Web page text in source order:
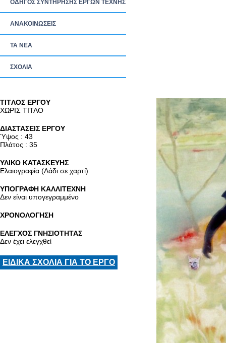
ΟΔΗΓΟΣ ΣΥΝΤΗΡΗΣΗΣ ΕΡΓΩΝ ΤΕΧΝΗΣ
ΑΝΑΚΟΙΝΩΣΕΙΣ
ΤΑ ΝEΑ
ΣΧΟΛΙΑ
TITΛΟΣ ΕΡΓΟΥ
ΧΩΡΙΣ ΤΙΤΛΟ
ΔΙΑΣΤΑΣΕΙΣ ΕΡΓΟΥ
Ύψος : 43
Πλάτος : 35
ΥΛΙΚΟ ΚΑΤΑΣΚΕΥΗΣ
Ελαιογραφία (Λάδι σε χαρτί)
ΥΠΟΓΡΑΦΗ ΚΑΛΛΙΤΕΧΝΗ
Δεν είναι υπογεγραμμένο
ΧΡΟΝΟΛΟΓΗΣΗ
ΕΛΕΓΧΟΣ ΓΝΗΣΙΟΤΗΤΑΣ
Δεν έχει ελεγχθεί
ΕΙΔΙΚΑ ΣΧΟΛΙΑ ΓΙΑ ΤΟ ΕΡΓΟ